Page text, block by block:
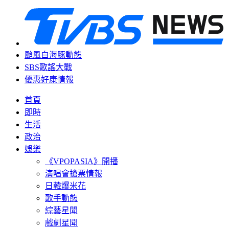
颱風白海豚動態
SBS歌謠大戰
優惠好康情報
首頁
即時
生活
政治
娛樂
《VPOPASIA》開播
演唱會搶票情報
日韓爆米花
歌手動態
綜藝星聞
戲劇星聞